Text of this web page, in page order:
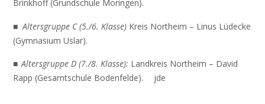
Brinkhoff (Grundschule Moringen).
■ Altersgruppe C (5./6. Klasse) Kreis Northeim – Linus Lüdecke
(Gymnasium Uslar).
■ Altersgruppe D (7./8. Klasse): Landkreis Northeim – David
Rapp (Gesamtschule Bodenfelde). jde